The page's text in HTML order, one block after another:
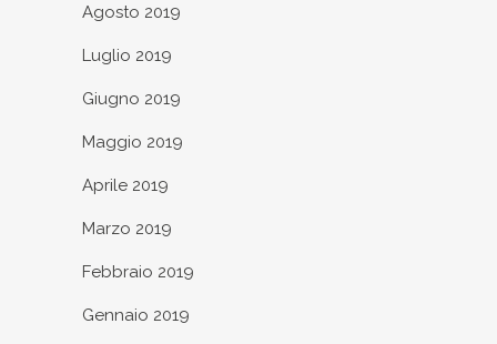
Agosto 2019
Luglio 2019
Giugno 2019
Maggio 2019
Aprile 2019
Marzo 2019
Febbraio 2019
Gennaio 2019